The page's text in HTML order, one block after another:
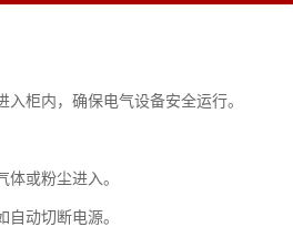
柜内，确保电气设备安全运行。
或粉尘进入。
动切断电源。